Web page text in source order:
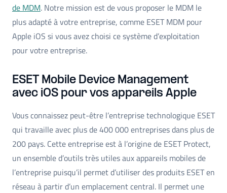
de MDM. Notre mission est de vous proposer le MDM le
plus adapté à votre entreprise, comme ESET MDM pour
Apple iOS si vous avez choisi ce système d’exploitation
pour votre entreprise.
ESET Mobile Device Management
avec iOS pour vos appareils Apple
Vous connaissez peut-être l’entreprise technologique ESET
qui travaille avec plus de 400 000 entreprises dans plus de
200 pays. Cette entreprise est à l’origine de ESET Protect,
un ensemble d’outils très utiles aux appareils mobiles de
l’entreprise puisqu’il permet d’utiliser des produits ESET en
réseau à partir d’un emplacement central. Il permet une